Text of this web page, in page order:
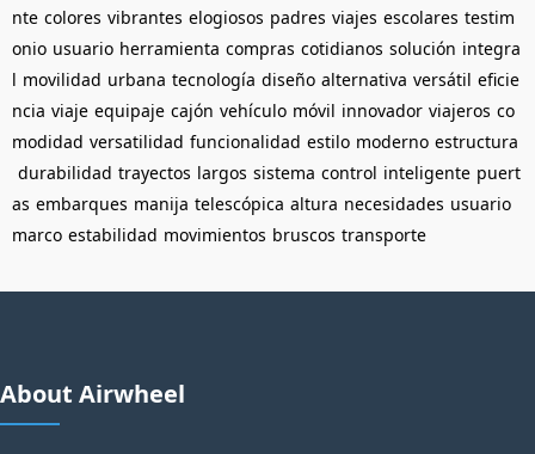
nte colores vibrantes elogiosos padres viajes escolares testim
onio usuario herramienta compras cotidianos solución integra
l movilidad urbana tecnología diseño alternativa versátil eficie
ncia viaje equipaje cajón vehículo móvil innovador viajeros co
modidad versatilidad funcionalidad estilo moderno estructura
durabilidad trayectos largos sistema control inteligente puert
as embarques manija telescópica altura necesidades usuario
marco estabilidad movimientos bruscos transporte
About Airwheel